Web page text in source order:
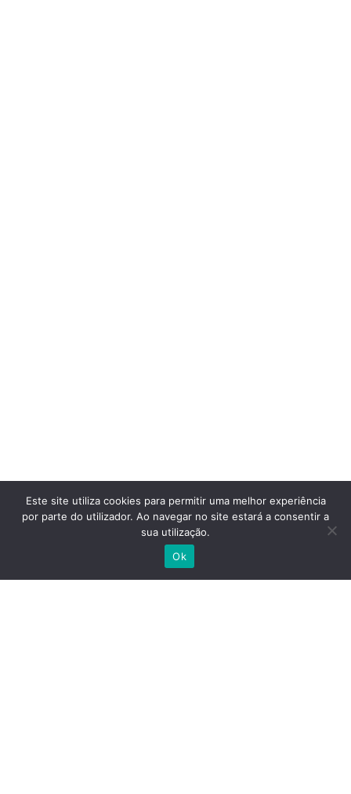
Este site utiliza cookies para permitir uma melhor experiência
por parte do utilizador. Ao navegar no site estará a consentir a
sua utilização.
Ok